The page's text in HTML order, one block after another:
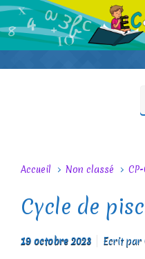
Skip to main content
Accueil Non classé
Cycle de
19 octobre 2023 Ecrit par